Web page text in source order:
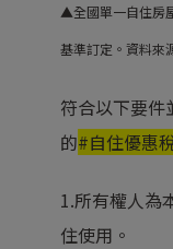
▲全國單一自住房
基準訂定。資料來
符合以下要件
的#自住優惠
1.所有權人為
住使用。